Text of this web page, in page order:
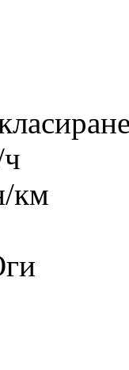
км